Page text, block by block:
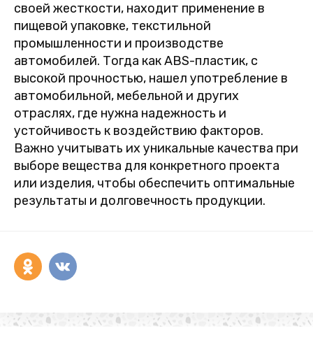
своей жесткости, находит применение в
пищевой упаковке, текстильной
промышленности и производстве
автомобилей. Тогда как ABS-пластик, с
высокой прочностью, нашел употребление в
автомобильной, мебельной и других
отраслях, где нужна надежность и
устойчивость к воздействию факторов.
Важно учитывать их уникальные качества при
выборе вещества для конкретного проекта
или изделия, чтобы обеспечить оптимальные
результаты и долговечность продукции.